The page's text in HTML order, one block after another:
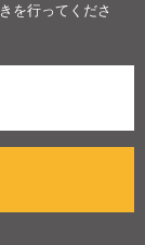
を行ってくださ